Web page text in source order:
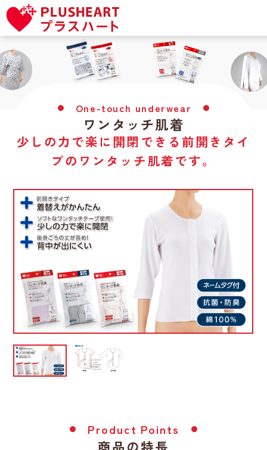
One-touch underwear
ワンタッチ肌着
少しの力で楽に開閉できる前開きタイ
プのワンタッチ肌着です。
Product Points
商品の特長